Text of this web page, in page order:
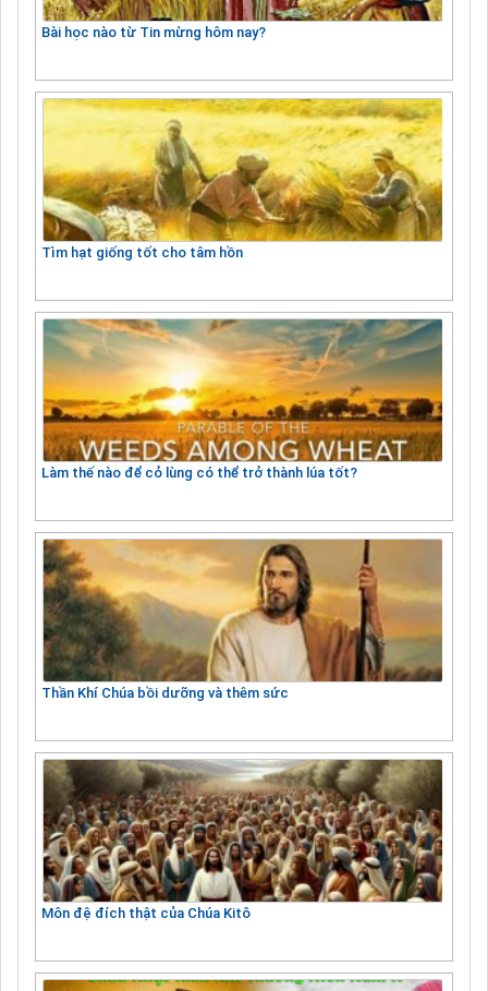
Bài học nào từ Tin mừng hôm nay?
Tìm hạt giống tốt cho tâm hồn
Làm thế nào để cỏ lùng có thể trở thành lúa tốt?
Thần Khí Chúa bồi dưỡng và thêm sức
Môn đệ đích thật của Chúa Kitô